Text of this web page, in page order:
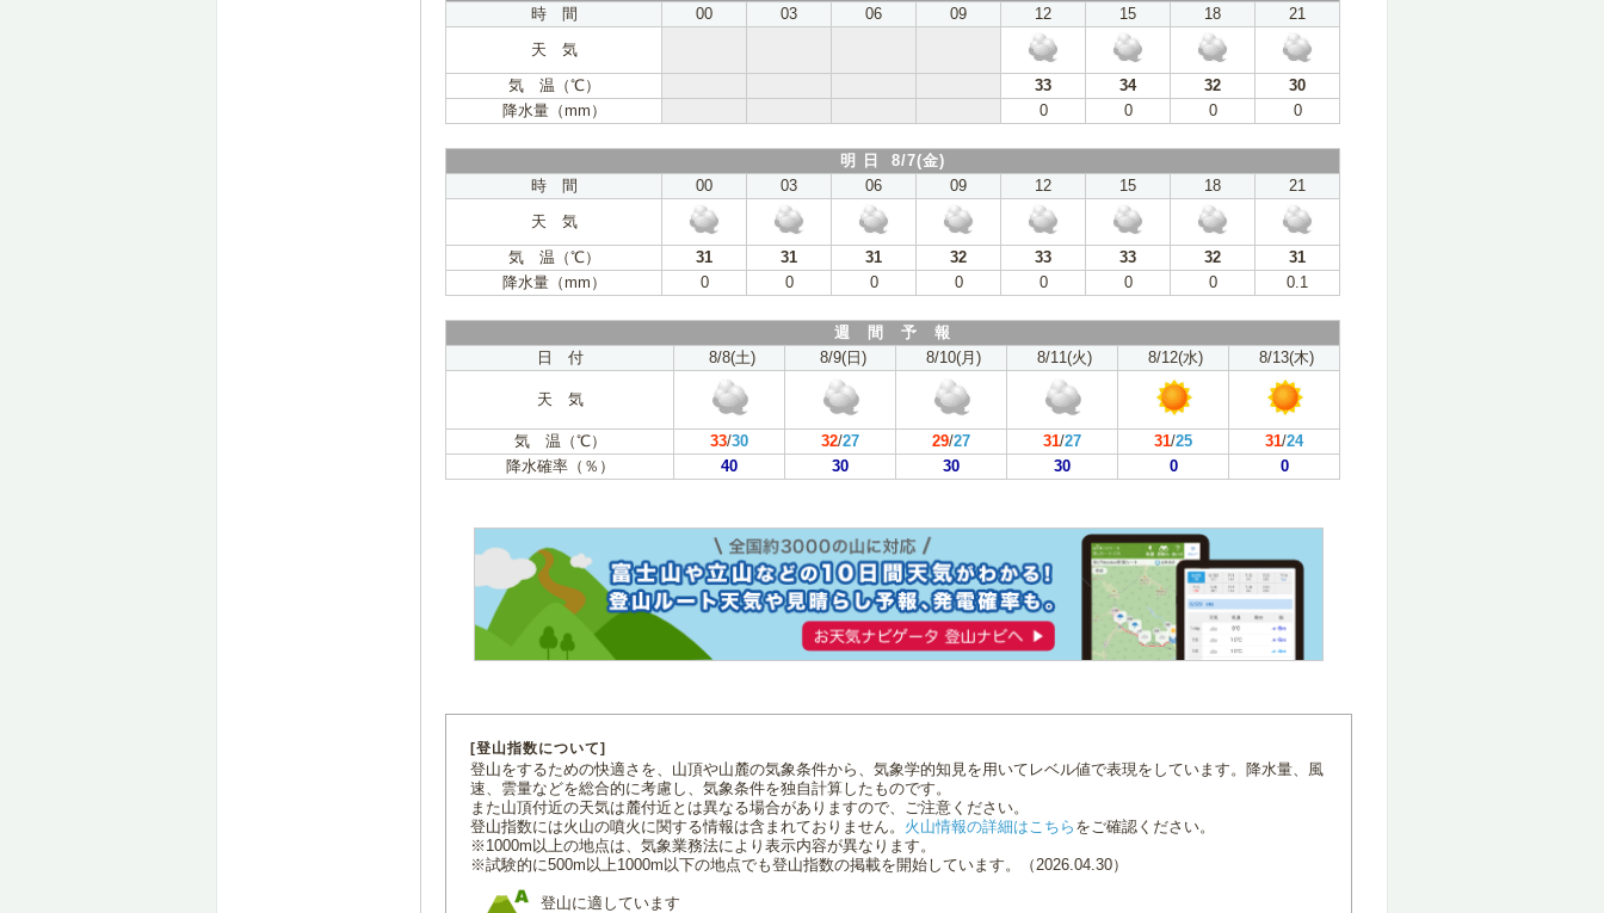
時 間
00 03 06 09 12 15 18
21
天 気
気 温（℃）
33 34 32
30
降水量（mm）
0 0 0 0
明 日 8/7(金)
時 間
00 03 06 09 12 15 18
21
天 気
気 温（℃）
31 31 31 32 33 33 32
31
降水量（mm）
0 0 0 0 0 0 0 0.1
週 間 予 報
日 付
8/8(土) 8/9(日) 8/10(月) 8/11(火) 8/12(水) 8/13(木)
天 気
気 温（℃） 33/30 32/27 29/27 31/27 31/25 31/24
降水確率（％）
40 30 30 30 0 0
[登山指数について]
登山をするための快適さを、山頂や山麓の気象条件から、気象学的知見を用いてレベル値で表現をしています。降水量、風
速、雲量などを総合的に考慮し、気象条件を独自計算したものです。
また山頂付近の天気は麓付近とは異なる場合がありますので、ご注意ください。
登山指数には火山の噴火に関する情報は含まれておりません。 火山情報の詳細はこちら をご確認ください。
※1000m以上の地点は、気象業務法により表示内容が異なります。
※試験的に500m以上1000m以下の地点でも登山指数の掲載を開始しています。（2026.04.30）
登山に適しています